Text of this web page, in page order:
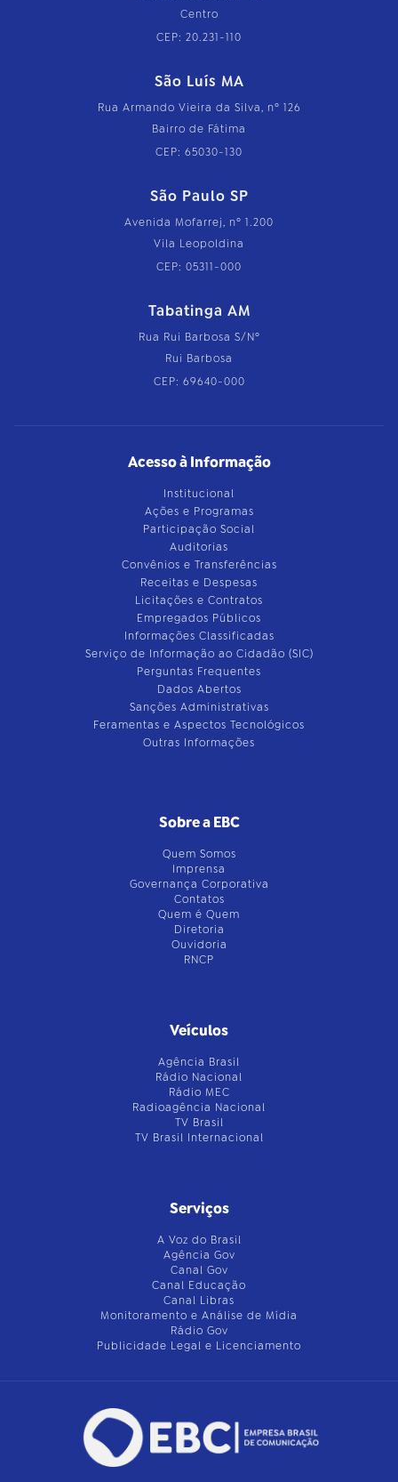
Centro
CEP: 20.231-110
São Luís MA
Rua Armando Vieira da Silva, nº 126
Bairro de Fátima
CEP: 65030-130
São Paulo SP
Avenida Mofarrej, nº 1.200
Vila Leopoldina
CEP: 05311-000
Tabatinga AM
Rua Rui Barbosa S/Nº
Rui Barbosa
CEP: 69640-000
Acesso à Informação
Institucional
Ações e Programas
Participação Social
Auditorias
Convênios e Transferências
Receitas e Despesas
Licitações e Contratos
Empregados Públicos
Informações Classificadas
Serviço de Informação ao Cidadão (SIC)
Perguntas Frequentes
Dados Abertos
Sanções Administrativas
Feramentas e Aspectos Tecnológicos
Outras Informações
Sobre a EBC
Quem Somos
Imprensa
Governança Corporativa
Contatos
Quem é Quem
Diretoria
Ouvidoria
RNCP
Veículos
Agência Brasil
Rádio Nacional
Rádio MEC
Radioagência Nacional
TV Brasil
TV Brasil Internacional
Serviços
A Voz do Brasil
Agência Gov
Canal Gov
Canal Educação
Canal Libras
Monitoramento e Análise de Mídia
Rádio Gov
Publicidade Legal e Licenciamento